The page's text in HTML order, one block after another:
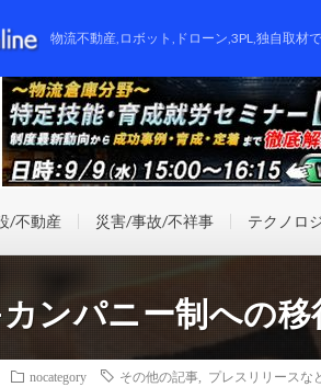
物流不動産,ロボット,ドローン,3PL,独自取材
/不動産 災害/事故/不祥事 テクノロ
ンパニー制への
nocategory その他の記事 プレスリリースな